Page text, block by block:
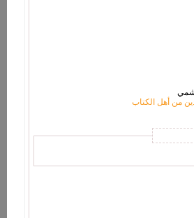
من أهل الكتاب